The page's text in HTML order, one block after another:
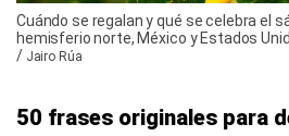
Cuándo se regalan y qué se celebra el
hemisferio norte, México y Estados
/ Jairo Rúa
50 frases originales para